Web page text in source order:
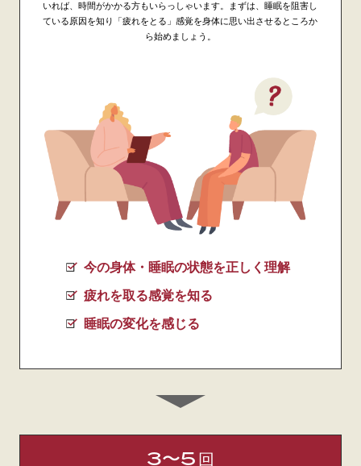
いれば、時間がかかる方もいらっしゃいます。まずは、睡眠を阻害し
ている原因を知り「疲れをとる」感覚を身体に思い出させるところか
ら始めましょう。
今の身体・睡眠の状態を正しく理解
疲れを取る感覚を知る
睡眠の変化を感じる
3〜5 回